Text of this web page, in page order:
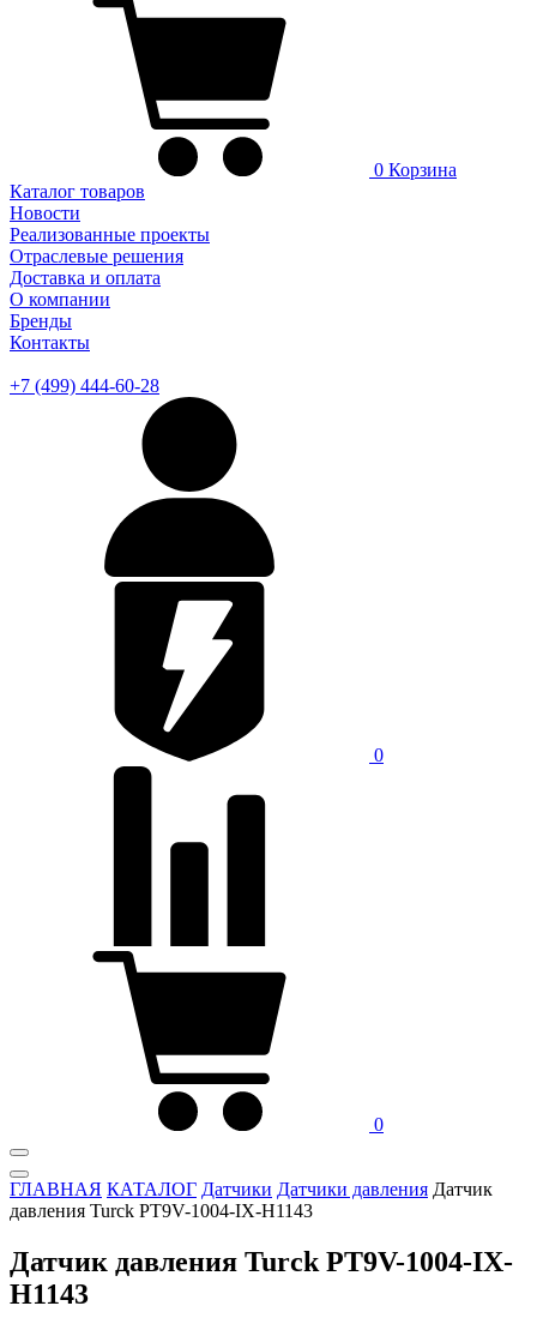
0 Корзина
Каталог товаров
Новости
Реализованные проекты
Отраслевые решения
Доставка и оплата
О компании
Бренды
Контакты
+7 (499) 444-60-28
0
0
ГЛАВНАЯ КАТАЛОГ Датчики Датчики давления Датчик
давления Turck PT9V-1004-IX-H1143
Датчик давления Turck PT9V-1004-IX-
H1143